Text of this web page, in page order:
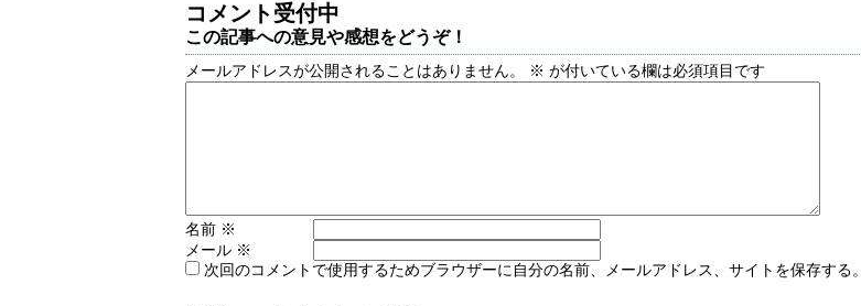
コメント受付中
この記事への意見や感想をどうぞ！
メールアドレスが公開されることはありません。 ※ が付いている欄は必須項目です
名前 ※
メール ※
次回のコメントで使用するためブラウザーに自分の名前、メールアドレス、サイトを保存する。